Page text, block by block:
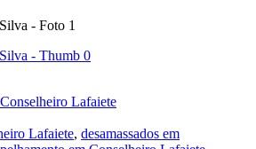
Lafaiete
Lafaiete, desamassados em